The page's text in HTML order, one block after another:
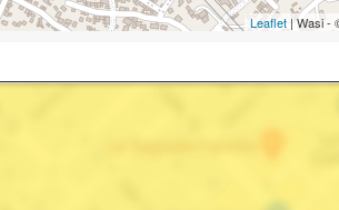
Leaflet | Wasi -